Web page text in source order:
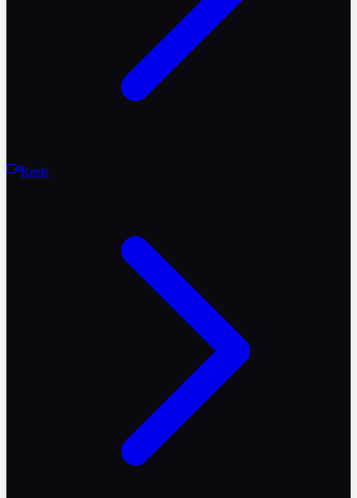
Reels